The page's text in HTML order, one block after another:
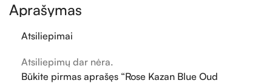
Aprašymas
Atsiliepimai
Atsiliepimų dar nėra.
Būkite pirmas aprašęs “Rose Kazan Blue Oud